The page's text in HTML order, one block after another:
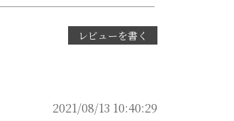
レビューを書く
2021/08/13 10:40:29